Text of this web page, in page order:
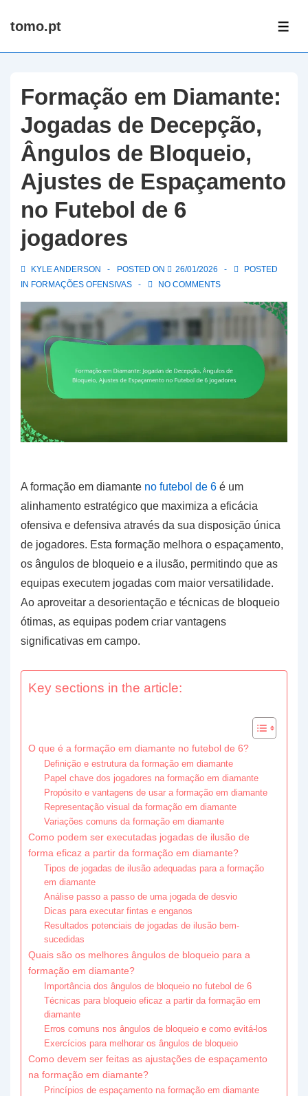
Skiptomo.pt
Formação em Diamante:
Jogadas de Decepção,
Ângulos de Bloqueio,
Ajustes de Espaçamento
no Futebol de 6
jogadores
KYLE ANDERSON POSTED ON 26/01/2026
POSTED
IN FORMAÇÕES OFENSIVAS NO COMMENTS
A formação em diamante no futebol de 6 é um
alinhamento estratégico que maximiza a eficácia
ofensiva e defensiva através da sua disposição única
de jogadores. Esta formação melhora o espaçamento,
os ângulos de bloqueio e a ilusão, permitindo que as
equipas executem jogadas com maior versatilidade.
Ao aproveitar a desorientação e técnicas de bloqueio
ótimas, as equipas podem criar vantagens
significativas em campo.
Key sections in the article:
O que é a formação em diamante no futebol de 6?
Definição e estrutura da formação em diamante
Papel chave dos jogadores na formação em diamante
Propósito e vantagens de usar a formação em diamante
Representação visual da formação em diamante
Variações comuns da formação em diamante
Como podem ser executadas jogadas de ilusão de
forma eficaz a partir da formação em diamante?
Tipos de jogadas de ilusão adequadas para a formação
em diamante
Análise passo a passo de uma jogada de desvio
Dicas para executar fintas e enganos
Resultados potenciais de jogadas de ilusão bem-
sucedidas
Quais são os melhores ângulos de bloqueio para a
formação em diamante?
Importância dos ângulos de bloqueio no futebol de 6
Técnicas para bloqueio eficaz a partir da formação em
diamante
Erros comuns nos ângulos de bloqueio e como evitá-los
Exercícios para melhorar os ângulos de bloqueio
Como devem ser feitas as ajustações de espaçamento
na formação em diamante?
Princípios de espaçamento na formação em diamante